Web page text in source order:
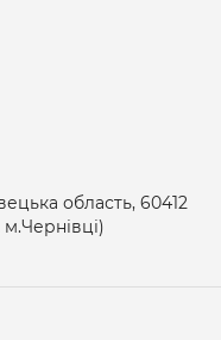
область, 60412
м.Чернівці)